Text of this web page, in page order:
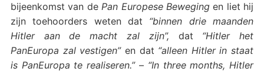
bijeenkomst van dePan Europese Bewegingen liet hij
zijn toehoorders weten dat “binnen drie maanden
Hitler aan de macht zal zijn”, dat “Hitler het
PanEuropa zal vestigen” en dat “alleen Hitler in staat
is PanEuropa te realiseren.”– “In three months, Hitler